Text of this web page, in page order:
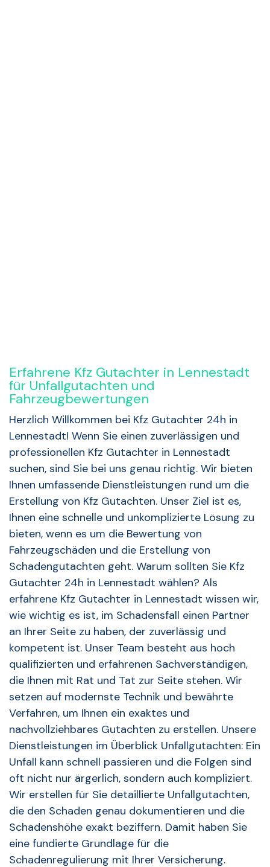
Erfahrene Kfz Gutachter in Lennestadt
für Unfallgutachten und
Fahrzeugbewertungen
Herzlich Willkommen bei Kfz Gutachter 24h in
Lennestadt! Wenn Sie einen zuverlässigen und
professionellen Kfz Gutachter in Lennestadt
suchen, sind Sie bei uns genau richtig. Wir bieten
Ihnen umfassende Dienstleistungen rund um die
Erstellung von Kfz Gutachten. Unser Ziel ist es,
Ihnen eine schnelle und unkomplizierte Lösung zu
bieten, wenn es um die Bewertung von
Fahrzeugschäden und die Erstellung von
Schadengutachten geht. Warum sollten Sie Kfz
Gutachter 24h in Lennestadt wählen? Als
erfahrene Kfz Gutachter in Lennestadt wissen wir,
wie wichtig es ist, im Schadensfall einen Partner
an Ihrer Seite zu haben, der zuverlässig und
kompetent ist. Unser Team besteht aus hoch
qualifizierten und erfahrenen Sachverständigen,
die Ihnen mit Rat und Tat zur Seite stehen. Wir
setzen auf modernste Technik und bewährte
Verfahren, um Ihnen ein exaktes und
nachvollziehbares Gutachten zu erstellen. Unsere
Dienstleistungen im Überblick Unfallgutachten: Ein
Unfall kann schnell passieren und die Folgen sind
oft nicht nur ärgerlich, sondern auch kompliziert.
Wir erstellen für Sie detaillierte Unfallgutachten,
die den Schaden genau dokumentieren und die
Schadenshöhe exakt beziffern. Damit haben Sie
eine fundierte Grundlage für die
Schadenregulierung mit Ihrer Versicherung.